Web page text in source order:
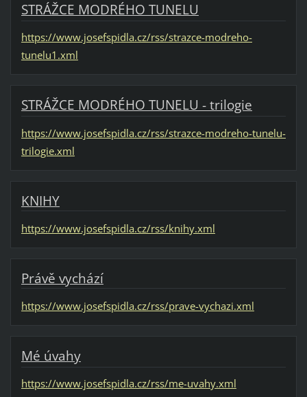
STRÁŽCE MODRÉHO TUNELU
https://www.josefspidla.cz/rss/strazce-modreho-
tunelu1.xml
STRÁŽCE MODRÉHO TUNELU - trilogie
https://www.josefspidla.cz/rss/strazce-modreho-tunelu-
trilogie.xml
KNIHY
https://www.josefspidla.cz/rss/knihy.xml
Právě vychází
https://www.josefspidla.cz/rss/prave-vychazi.xml
Mé úvahy
https://www.josefspidla.cz/rss/me-uvahy.xml